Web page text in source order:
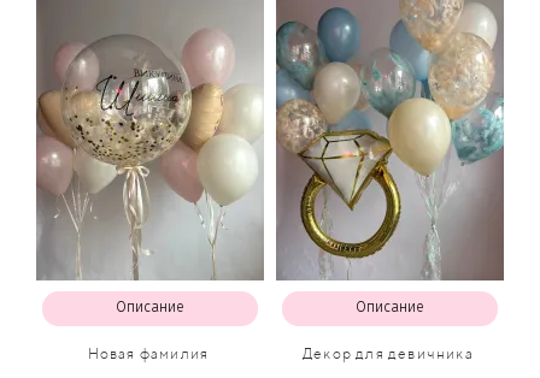
Описание
Новая фамилия
Описание
Декор для девичника